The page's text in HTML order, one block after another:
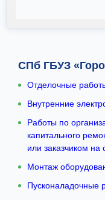
СПб ГБУЗ
Отделочные
Внутренние
Работы по
капитального
или заказчиком на
Монтаж
Пусконаладочные